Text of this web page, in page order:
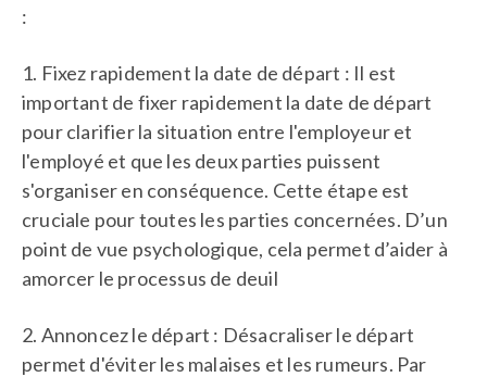
:
1. Fixez rapidement la date de départ : Il est
important de fixer rapidement la date de départ
pour clarifier la situation entre l'employeur et
l'employé et que les deux parties puissent
s'organiser en conséquence. Cette étape est
cruciale pour toutes les parties concernées. D’un
point de vue psychologique, cela permet d’aider à
amorcer le processus de deuil
2. Annoncez le départ : Désacraliser le départ
permet d'éviter les malaises et les rumeurs. Par